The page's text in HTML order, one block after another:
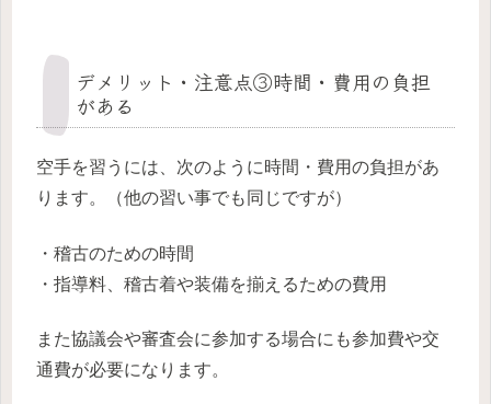
デメリット・注意点③時間・費用の負担
がある
空手を習うには、次のように時間・費用の負担があ
ります。（他の習い事でも同じですが）
・稽古のための時間
・指導料、稽古着や装備を揃えるための費用
また協議会や審査会に参加する場合にも参加費や交
通費が必要になります。